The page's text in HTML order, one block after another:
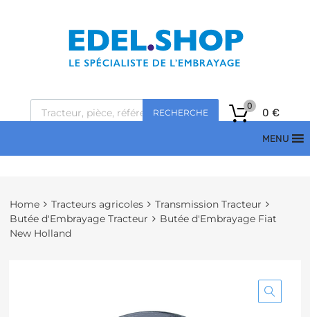
RECHERCHE 0 €
0
MENU
Home Tracteurs agricoles
Transmission Tracteur
Butée d'Embrayage Tracteur
Butée d'Embrayage Fiat
New Holland